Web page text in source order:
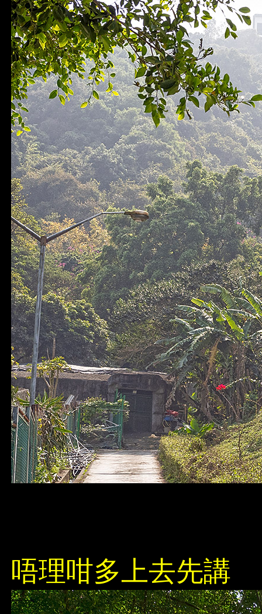
唔理咁多上去先講